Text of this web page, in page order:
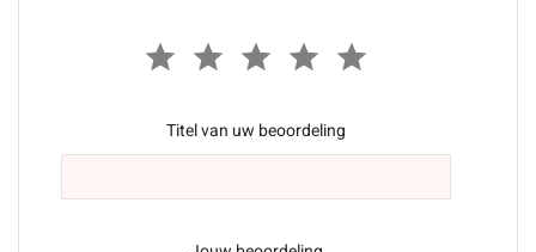
Titel van uw beoordeling